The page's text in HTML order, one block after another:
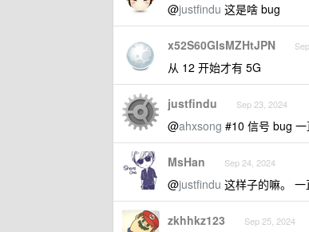
@justfindu 这是啥 bug
x52S60GIsMZHtJPN
从 12 开始才有 5G
justfindu Sep 23, 2024
@ahxsong #10 信号 bug
MsHan Sep 24, 2024
@justfindu 这样子的嘛。
zkhhkz123 Sep 25, 2024